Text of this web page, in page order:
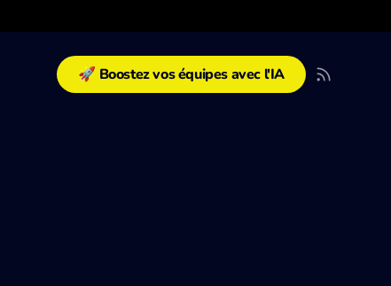
🚀 Boostez vos équipes avec l'IA